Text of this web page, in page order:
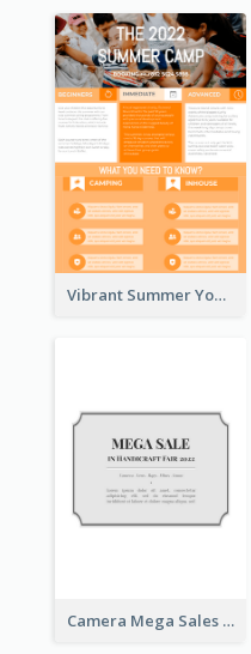
Vibrant Summer Youth Flyer Design Templates
Camera Mega Sales Flyer